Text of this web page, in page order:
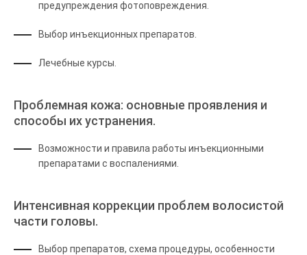
предупреждения фотоповреждения.
Выбор инъекционных препаратов.
Лечебные курсы.
Проблемная кожа: основные проявления и
способы их устранения.
Возможности и правила работы инъекционными
препаратами с воспалениями.
Интенсивная коррекции проблем волосистой
части головы.
Выбор препаратов, схема процедуры, особенности